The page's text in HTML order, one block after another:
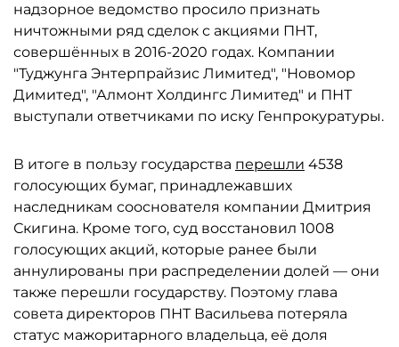
надзорное ведомство просило признать
ничтожными ряд сделок с акциями ПНТ,
совершённых в 2016-2020 годах. Компании
"Туджунга Энтерпрайзис Лимитед", "Новомор
Димитед", "Алмонт Холдингс Лимитед" и ПНТ
выступали ответчиками по иску Генпрокуратуры.
В итоге в пользу государства перешли 4538
голосующих бумаг, принадлежавших
наследникам сооснователя компании Дмитрия
Скигина. Кроме того, суд восстановил 1008
голосующих акций, которые ранее были
аннулированы при распределении долей — они
также перешли государству. Поэтому глава
совета директоров ПНТ Васильева потеряла
статус мажоритарного владельца, её доля